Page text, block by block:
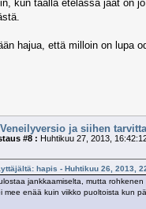
kun täällä etelässä jäät on
hajua, että milloin on lupa
ja siihen
#8 : Huhtikuu 27, 2013,
hapis - Huhtikuu 26, 2013,
jankkaamiselta, mutta
mee enää kuin viikko puoltoista kun